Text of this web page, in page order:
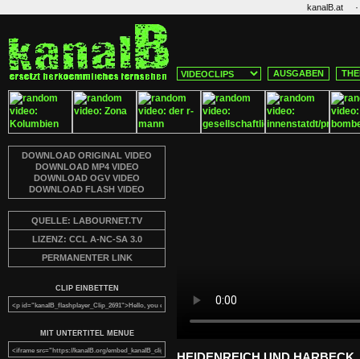
kanalB.at ·
AUSGABEN
DOWNLOAD ORIGINAL VIDEO
DOWNLOAD MP4 VIDEO
DOWNLOAD OGV VIDEO
DOWNLOAD FLASH VIDEO
QUELLE: LABOURNET.TV
LIZENZ: CCL A-NC-SA 3.0
PERMANENTER LINK
CLIP EINBETTEN
MIT UNTERTITEL MENUE